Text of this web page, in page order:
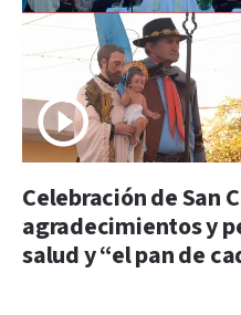
Celebración de San
agradecimientos y
salud y “el pan de